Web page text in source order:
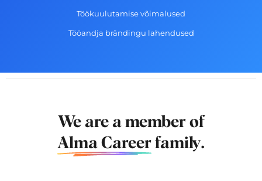
Töökuulutamise võimalused
Tööandja brändingu lahendused
We are a member of
Alma Career family.